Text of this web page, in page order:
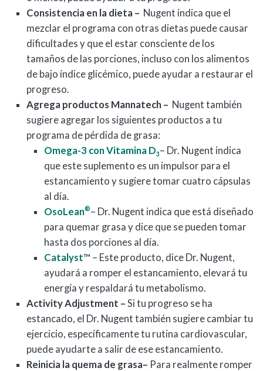
Consistencia en la dieta – Nugent indica que el
mezclar el programa con otras dietas puede causar
dificultades y que el estar consciente de los
tamaños de las porciones, incluso con los alimentos
de bajo índice glicémico, puede ayudar a restaurar el
progreso.
Agrega productos Mannatech – Nugent también
sugiere agregar los siguientes productos a tu
programa de pérdida de grasa:
Omega-3 con Vitamina D3– Dr. Nugent indica
que este suplemento es un impulsor para el
estancamiento y sugiere tomar cuatro cápsulas
al día.
OsoLean®– Dr. Nugent indica que está diseñado
para quemar grasa y dice que se pueden tomar
hasta dos porciones al día.
Catalyst™ – Este producto, dice Dr. Nugent,
ayudará a romper el estancamiento, elevará tu
energía y respaldará tu metabolismo.
Activity Adjustment – Si tu progreso se ha
estancado, el Dr. Nugent también sugiere cambiar tu
ejercicio, específicamente tu rutina cardiovascular,
puede ayudarte a salir de ese estancamiento.
Reinicia la quema de grasa– Para realmente romper